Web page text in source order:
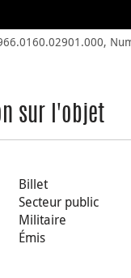
sur l'objet
Billet
Secteur public
Militaire
Émis